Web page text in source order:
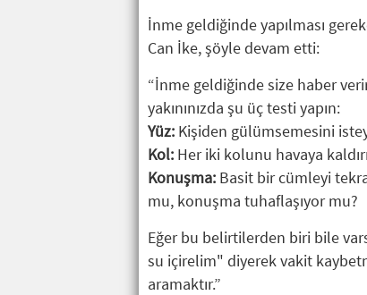
İnme geldiğinde yapılması
Can İke, şöyle devam etti:
“İnme geldiğinde size haber
yakınınızda şu üç testi yapın:
Yüz: Kişiden gülümsemesini
Kol:Her iki kolunu havaya
Konuşma:Basit bir cümleyi
mu, konuşma tuhaflaşıyor mu?
Eğer bu belirtilerden biri bile
su içirelim" diyerek vakit
aramaktır.”